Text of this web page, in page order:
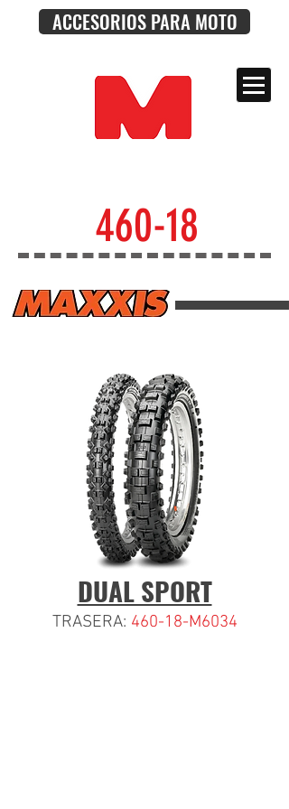
ACCESORIOS PARA MOTO
460-18
DUAL SPORT
TRASERA: 460-18-M6034